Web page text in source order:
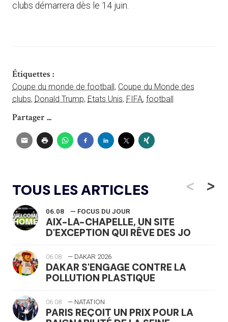
clubs démarrera dès le 14 juin.
Étiquettes :
Coupe du monde de football, Coupe du Monde des
clubs, Donald Trump, Etats Unis, FIFA, football
Partager ...
TOUS LES ARTICLES <
06.08 — FOCUS DU JOUR
AIX-LA-CHAPELLE, UN SITE
D'EXCEPTION QUI RÊVE DES JO
06.08 — DAKAR 2026
DAKAR S'ENGAGE CONTRE LA
POLLUTION PLASTIQUE
06.08 — NATATION
PARIS REÇOIT UN PRIX POUR LA
>